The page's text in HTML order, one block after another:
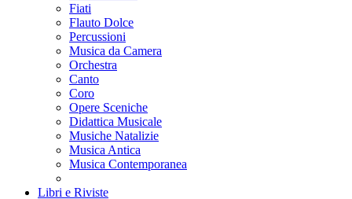
Fiati
Flauto Dolce
Percussioni
Musica da Camera
Orchestra
Canto
Coro
Opere Sceniche
Didattica Musicale
Musiche Natalizie
Musica Antica
Musica Contemporanea
Libri e Riviste